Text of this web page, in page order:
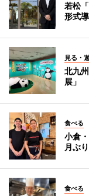
若松
形式
見る・
北九
展」
食べる
小倉
月ぶ
食べる